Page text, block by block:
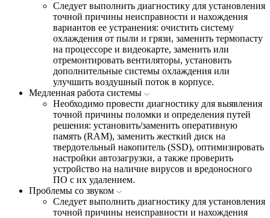
Следует выполнить диагностику для установления
точной причины неисправности и нахождения
вариантов ее устранения: очистить систему
охлаждения от пыли и грязи, заменить термопасту
на процессоре и видеокарте, заменить или
отремонтировать вентиляторы, установить
дополнительные системы охлаждения или
улучшить воздушный поток в корпусе.
Медленная работа системы
Необходимо провести диагностику для выявления
точной причины поломки и определения путей
решения: установить/заменить оперативную
память (RAM), заменить жесткий диск на
твердотельный накопитель (SSD), оптимизировать
настройки автозагрузки, а также проверить
устройство на наличие вирусов и вредоносного
ПО с их удалением.
Проблемы со звуком
Следует выполнить диагностику для установления
точной причины неисправности и нахождения